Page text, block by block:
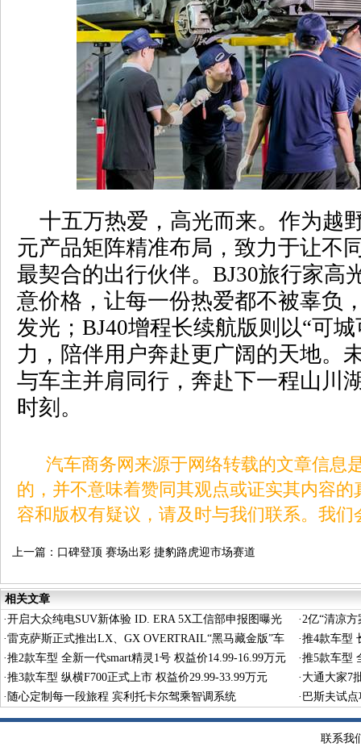
十五万热爱，高光而来。作为越
元产品矩阵精准布局，致力于让不
最契合的出行伙伴。 BJ30旅行家高
意价格，让每一份热爱都不被辜负
发光； BJ40增程长续航版则以“可城
力，陪伴用户奔赴更广阔的天地。
与车主并肩同行，奔赴下一程山川
时刻。
汽车商务网来源于网络转载的文章信息
的，并不意味着赞同其观点或证实其内容
容和版权有疑议，请及时与我们联系。我
上一篇： 口碑登顶 赛场出彩 捷豹路虎迎市场赛道
相关文章
·开启大众纯电SUV新体验 ID. ERA 5X工信部申报图曝光 ·2亿“清凉
·雷克萨斯正式推出LX、GX OVERTRAIL“黑马藏金版”车
型
·推4款车型
·推2款车型 全新一代smart精灵1号 权益价14.99-16.99万元 ·推5款车型
·推3款车型 纵横F700正式上市 权益价29.99-33.99万元 · 大通大家7
· 随心定制每一段旅程 宾利托卡尔驾乘智调系统 · 巴斯夫试
术
联系我